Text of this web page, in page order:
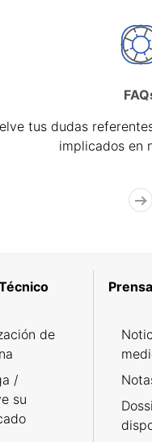
tus dudas
implicados en
de
/
su
Prensa